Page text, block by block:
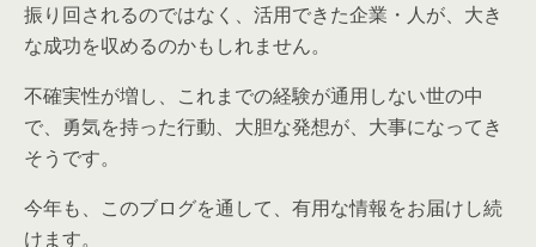
振り回されるのではなく、活用できた企業・人が、大き
な成功を収めるのかもしれません。
不確実性が増し、これまでの経験が通用しない世の中
で、勇気を持った行動、大胆な発想が、大事になってき
そうです。
今年も、このブログを通して、有用な情報をお届けし続
けます。